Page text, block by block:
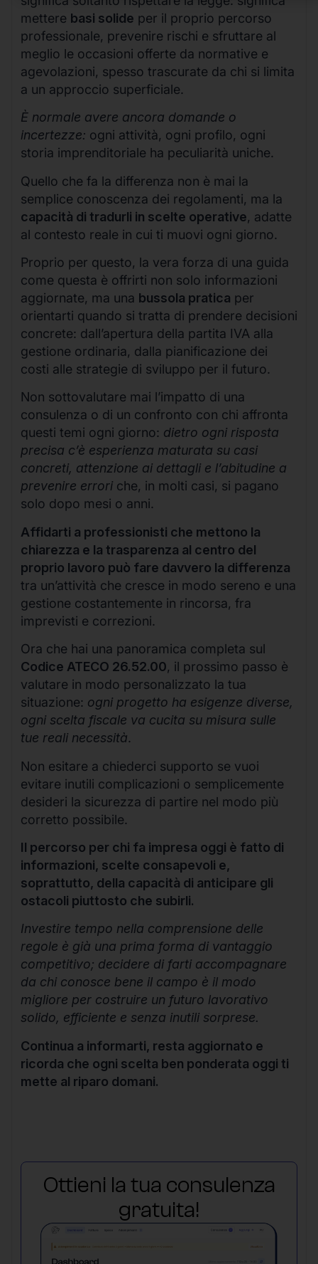
mettere basi solide per il proprio percorso
professionale, prevenire rischi e sfruttare al
meglio le occasioni offerte da normative e
agevolazioni, spesso trascurate da chi si limita
a un approccio superficiale.
È normale avere ancora domande o
incertezze: ogni attività, ogni profilo, ogni
storia imprenditoriale ha peculiarità uniche.
Quello che fa la differenza non è mai la
semplice conoscenza dei regolamenti, ma la
capacità di tradurli in scelte operative, adatte
al contesto reale in cui ti muovi ogni giorno.
Proprio per questo, la vera forza di una guida
come questa è offrirti non solo informazioni
aggiornate, ma una bussola pratica per
orientarti quando si tratta di prendere decisioni
concrete: dall’apertura della partita IVA alla
gestione ordinaria, dalla pianificazione dei
costi alle strategie di sviluppo per il futuro.
Non sottovalutare mai l’impatto di una
consulenza o di un confronto con chi affronta
questi temi ogni giorno: dietro ogni risposta
precisa c’è esperienza maturata su casi
concreti, attenzione ai dettagli e l’abitudine a
prevenire errori che, in molti casi, si pagano
solo dopo mesi o anni.
Affidarti a professionisti che mettono la
chiarezza e la trasparenza al centro del
proprio lavoro può fare davvero la differenza
tra un’attività che cresce in modo sereno e una
gestione costantemente in rincorsa, fra
imprevisti e correzioni.
Ora che hai una panoramica completa sul
Codice ATECO 26.52.00, il prossimo passo è
valutare in modo personalizzato la tua
situazione: ogni progetto ha esigenze diverse,
ogni scelta fiscale va cucita su misura sulle
tue reali necessità.
Non esitare a chiederci supporto se vuoi
evitare inutili complicazioni o semplicemente
desideri la sicurezza di partire nel modo più
corretto possibile.
Il percorso per chi fa impresa oggi è fatto di
informazioni, scelte consapevoli e,
soprattutto, della capacità di anticipare gli
ostacoli piuttosto che subirli.
Investire tempo nella comprensione delle
regole è già una prima forma di vantaggio
competitivo; decidere di farti accompagnare
da chi conosce bene il campo è il modo
migliore per costruire un futuro lavorativo
solido, efficiente e senza inutili sorprese.
Continua a informarti, resta aggiornato e
ricorda che ogni scelta ben ponderata oggi ti
mette al riparo domani.
Ottieni la tua consulenza
gratuita!